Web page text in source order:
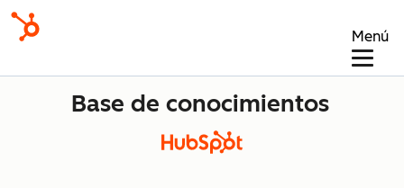
Menú
Base de conocimientos